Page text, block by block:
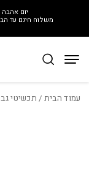
יום אהבה כבר
משלוח חינם עד הבית בהזמנה מעל
עמוד הבית /תכשיטי